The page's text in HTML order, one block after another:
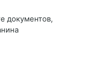
документов,